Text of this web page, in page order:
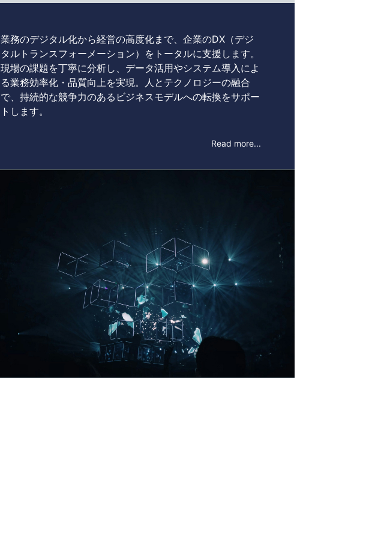
業務のデジタル化から経営の高度化まで、企業のDX（デジ
タルトランスフォーメーション）をトータルに支援します。
現場の課題を丁寧に分析し、データ活用やシステム導入によ
る業務効率化・品質向上を実現。人とテクノロジーの融合
で、持続的な競争力のあるビジネスモデルへの転換をサポー
トします。
Read more...